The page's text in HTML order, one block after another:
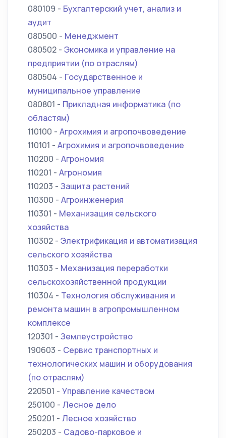
080109 - Бухгалтерский учет, анализ и
аудит
080500 - Менеджмент
080502 - Экономика и управление на
предприятии (по отраслям)
080504 - Государственное и
муниципальное управление
080801 - Прикладная информатика (по
областям)
110100 - Агрохимия и агропочвоведение
110101 - Агрохимия и агропочвоведение
110200 - Агрономия
110201 - Агрономия
110203 - Защита растений
110300 - Агроинженерия
110301 - Механизация сельского
хозяйства
110302 - Электрификация и автоматизация
сельского хозяйства
110303 - Механизация переработки
сельскохозяйственной продукции
110304 - Технология обслуживания и
ремонта машин в агропромышленном
комплексе
120301 - Землеустройство
190603 - Сервис транспортных и
технологических машин и оборудования
(по отраслям)
220501 - Управление качеством
250100 - Лесное дело
250201 - Лесное хозяйство
250203 - Садово-парковое и